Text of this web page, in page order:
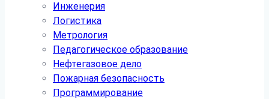
Инженерия
Логистика
Метрология
Педагогическое образование
Нефтегазовое дело
Пожарная безопасность
Программирование